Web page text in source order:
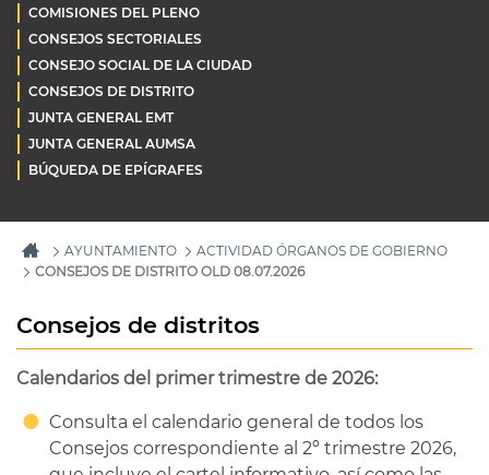
COMISIONES DEL PLENO
CONSEJOS SECTORIALES
CONSEJO SOCIAL DE LA CIUDAD
CONSEJOS DE DISTRITO
JUNTA GENERAL EMT
JUNTA GENERAL AUMSA
BÚQUEDA DE EPÍGRAFES
AYUNTAMIENTO
ACTIVIDAD ÓRGANOS DE GOBIERNO
CONSEJOS DE DISTRITO OLD 08.07.2026
Consejos de distritos
Calendarios del primer trimestre de 2026:
Consulta el calendario general de todos los
Consejos correspondiente al 2º trimestre 2026,